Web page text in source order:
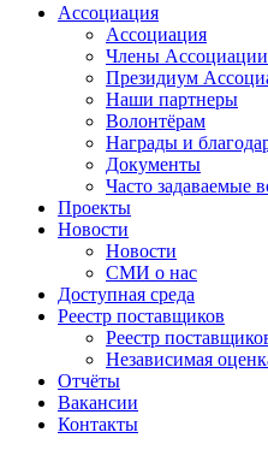
Ассоциация
Ассоциация
Члены Ассоциации
Президиум
Наши партнеры
Волонтёрам
Награды и
Документы
Часто задаваемые
Проекты
Новости
Новости
СМИ о нас
Доступная среда
Реестр поставщиков
Реестр
Независимая
Отчёты
Вакансии
Контакты